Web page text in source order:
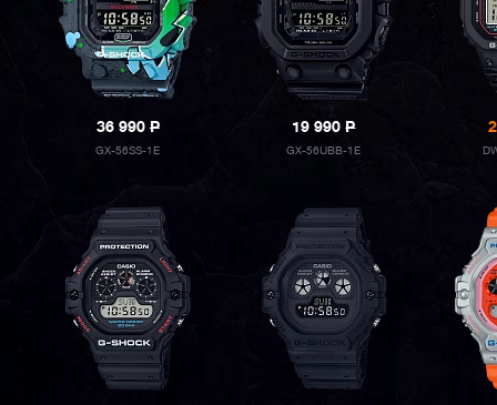
36 990P
GX-56SS-1E
19 990P
GX-56UBB-1E